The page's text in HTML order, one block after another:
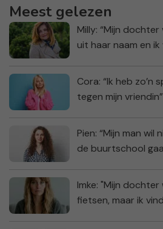
Meest gelezen
Milly: “Mijn
uit haar naam en
Cora: “Ik heb zo’n
tegen mijn vriendin”
Pien: “Mijn man
de buurtschool
Imke: "Mijn
fietsen, maar ik